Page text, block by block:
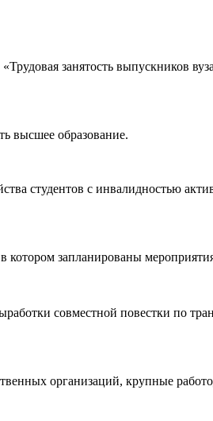
занятость выпускников
высшее образование.
студентов с инвалидностью
запланированы
совместной повестки по
организаций, крупные